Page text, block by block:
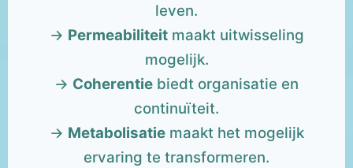
leven.
→ Permeabiliteitmaakt uitwisseling
mogelijk.
→ Coherentie biedt organisatie en
continuïteit.
→ Metabolisatiemaakt het mogelijk
ervaring te transformeren.